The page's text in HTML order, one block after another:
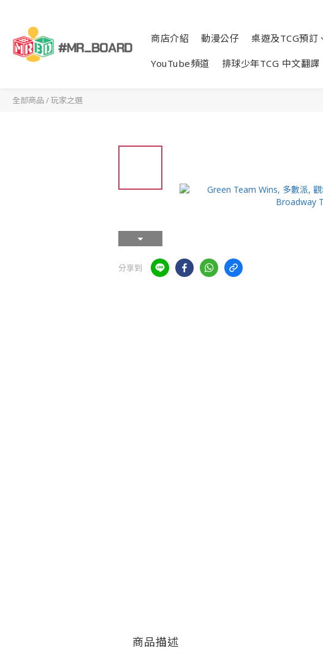
商店介紹 動漫公仔 桌遊及TCG預訂
YouTube頻道 排球少年TCG 中文翻譯
全部商品 /玩家之選
分享到
商品描述